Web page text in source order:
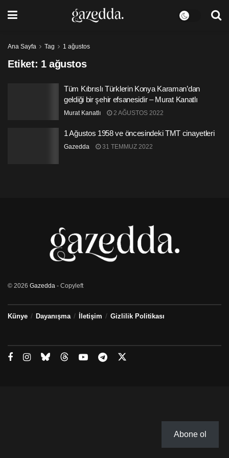
Ana Sayfa Tag 1 ağustos
Etiket: 1 ağustos
Tüm Kıbrıslı Türklerin Konya Karaman’dan
geldiği bir şehir efsanesidir – Murat Kanatlı
Murat Kanatlı 2 AĞUSTOS 2022
1 Ağustos 1958 ve öncesindeki TMT cinayetleri
Gazedda 31 TEMMUZ 2022
© 2026 Gazedda - Copyleft
Künye Dayanışma İletişim Gizlilik Politikası
Abone ol